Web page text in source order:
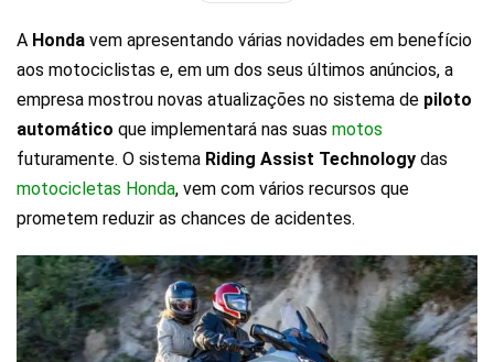
A Honda vem apresentando várias novidades em benefício
aos motociclistas e, em um dos seus últimos anúncios, a
empresa mostrou novas atualizações no sistema de piloto
automático que implementará nas suas motos
futuramente. O sistema Riding Assist Technology das
motocicletas Honda, vem com vários recursos que
prometem reduzir as chances de acidentes.